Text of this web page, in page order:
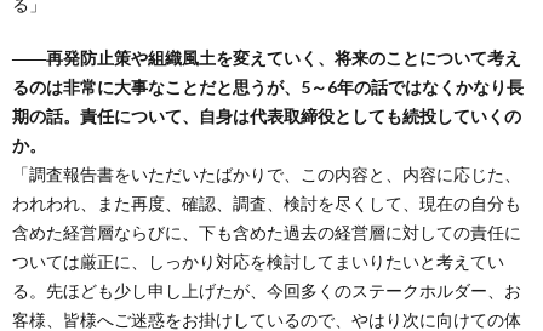
――再発防止策や組織風土を変えていく、将来のことについて考え
るのは非常に大事なことだと思うが、5～6年の話ではなくかなり長
期の話。責任について、自身は代表取締役としても続投していくの
か。
「調査報告書をいただいたばかりで、この内容と、内容に応じた、
われわれ、また再度、確認、調査、検討を尽くして、現在の自分も
含めた経営層ならびに、下も含めた過去の経営層に対しての責任に
ついては厳正に、しっかり対応を検討してまいりたいと考えてい
る。先ほども少し申し上げたが、今回多くのステークホルダー、お
客様、皆様へご迷惑をお掛けしているので、やはり次に向けての体